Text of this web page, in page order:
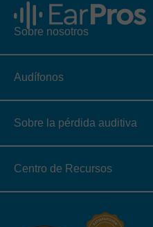
Sobre nosotros
Audífonos
Sobre la pérdida auditiva
Centro de Recursos